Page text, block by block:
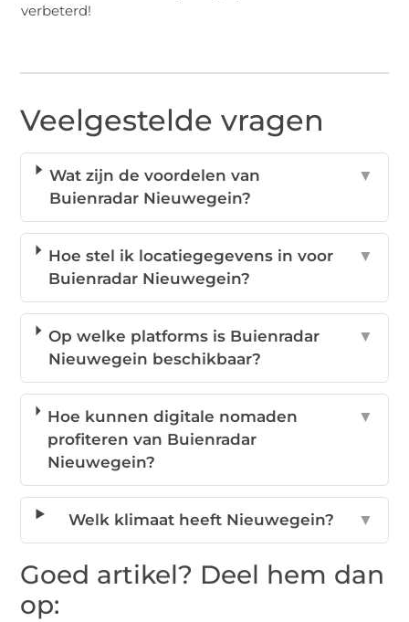
verbeterd!
Veelgestelde vragen
Wat zijn de voordelen van
Buienradar Nieuwegein?
▼
Hoe stel ik locatiegegevens in voor
Buienradar Nieuwegein?
▼
Op welke platforms is Buienradar
Nieuwegein beschikbaar?
▼
Hoe kunnen digitale nomaden
profiteren van Buienradar
Nieuwegein?
▼
Welk klimaat heeft Nieuwegein? ▼
Goed artikel? Deel hem dan
op: